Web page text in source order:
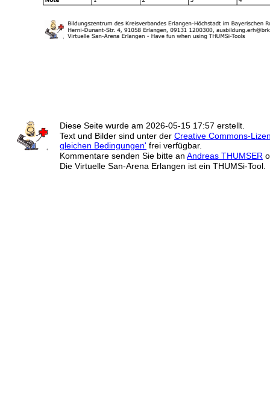
Diese Seite wurde am 2026-05-15 17:57 erstellt.
Text und Bilder sind unter der Creative Commons-
gleichen Bedingungen' frei verfügbar.
Kommentare senden Sie bitte an Andreas THUMSER
Die Virtuelle San-Arena Erlangen ist ein THUMSi-Tool.